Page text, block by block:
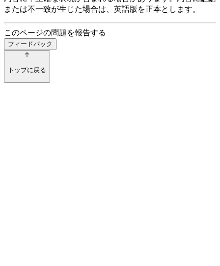
または不一致が生じた場合は、英語版を正本とします。
このページの問題を報告する
フィードバック
トップに戻る